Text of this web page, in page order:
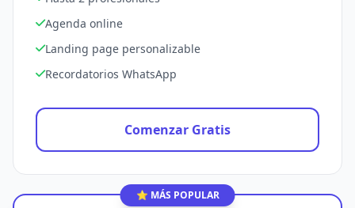
Comenzar Gratis
⭐ MÁS POPULAR